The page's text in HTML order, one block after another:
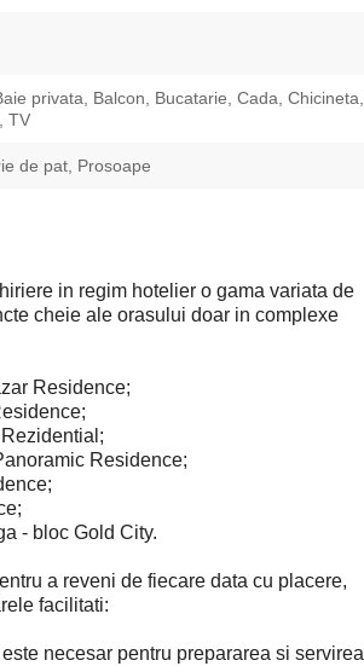
privata, Balcon, Bucatarie, Cada, Chicineta,
TV
de pat, Prosoape
in regim hotelier o gama variata de
cheie ale orasului doar in complexe
Residence;
Residence;
- bloc Gold City.
a reveni de fiecare data cu placere,
facilitati:
necesar pentru prepararea si servirea